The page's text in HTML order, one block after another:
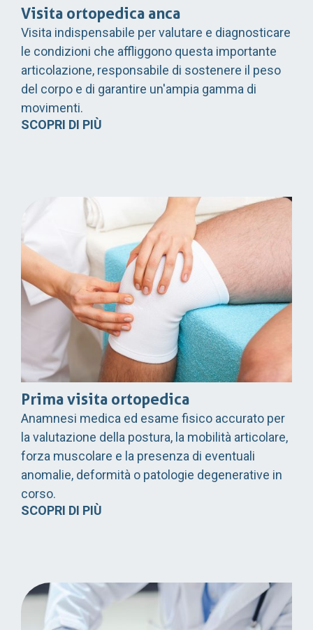
Visita ortopedica anca
Visita indispensabile per valutare e diagnosticare
le condizioni che affliggono questa importante
articolazione, responsabile di sostenere il peso
del corpo e di garantire un'ampia gamma di
movimenti.
SCOPRI DI PIÙ
Prima visita ortopedica
Anamnesi medica ed esame fisico accurato per
la valutazione della postura, la mobilità articolare,
forza muscolare e la presenza di eventuali
anomalie, deformità o patologie degenerative in
corso.
SCOPRI DI PIÙ